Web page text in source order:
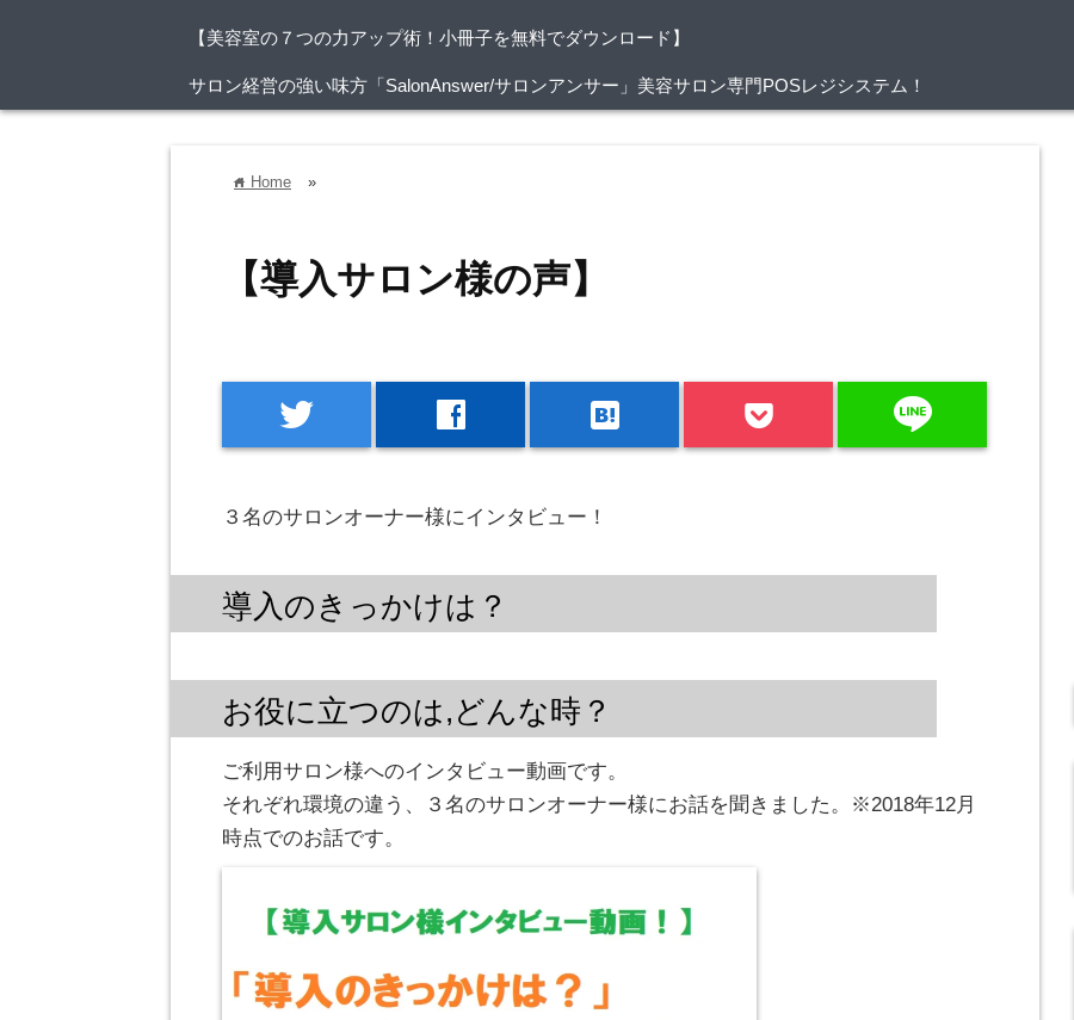
【美容室の７つの力アップ術！小冊子を無料でダウンロード】
サロン経営の強い味方「SalonAnswer/サロンアンサー」美容サロン専門POSレジシステム！
home Home »
【導入サロン様の声】
twitter facebook hatenabookmark line
３名のサロンオーナー様にインタビュー！
導入のきっかけは？
お役に立つのは,どんな時？
ご利用サロン様へのインタビュー動画です。
それぞれ環境の違う、３名のサロンオーナー様にお話を聞きました。※2018年12月
時点でのお話です。